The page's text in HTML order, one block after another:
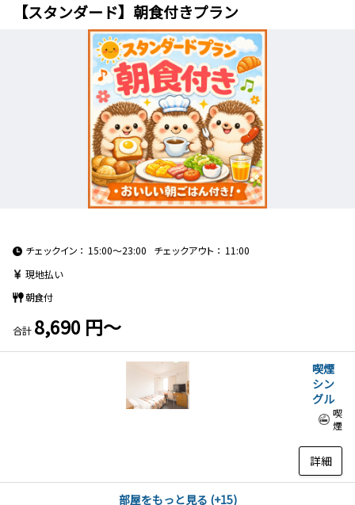
【スタンダード】朝食付きプラン
チェックイン 15:00～23:00 チェックアウト
11:00
現地払い
朝食付
合計 8,690 円～
喫煙
シン
グル
喫
煙
詳細
部屋をもっと見る (+15)